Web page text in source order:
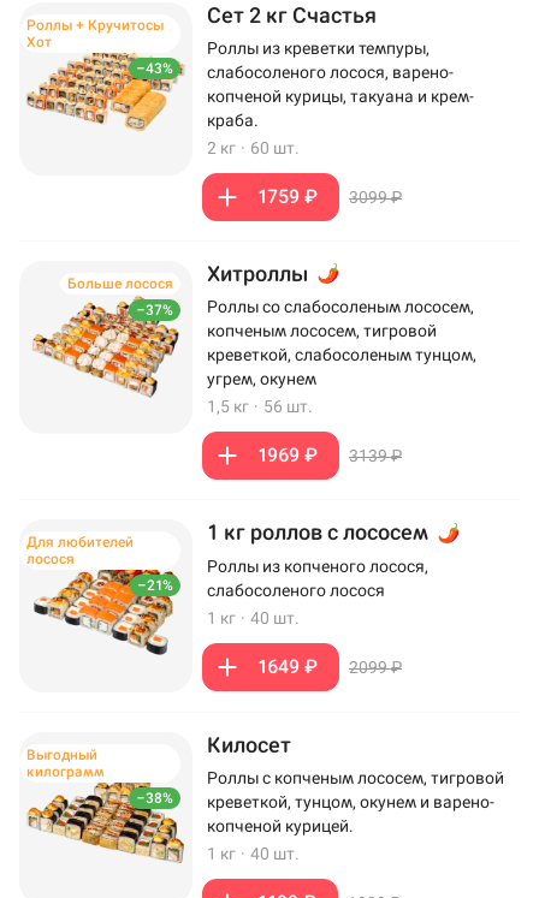
–43%
Роллы + Кручитосы
Хот
Сет 2 кг Счастья
Роллы из креветки темпуры,
слабосоленого лосося, варено-
копченой курицы, такуана и крем-
краба.
2 кг · 60 шт.
1759 ₽ 3099 ₽
–37%
Больше лосося Хитроллы
Роллы со слабосоленым лососем,
копченым лососем, тигровой
креветкой, слабосоленым тунцом,
угрем, окунем
1,5 кг · 56 шт.
1969 ₽ 3139 ₽
–21%
Для любителей
лосося
1 кг роллов с лососем
Роллы из копченого лосося,
слабосоленого лосося
1 кг · 40 шт.
1649 ₽ 2099 ₽
–38%
Выгодный
килограмм
Килосет
Роллы с копченым лососем, тигровой
креветкой, тунцом, окунем и варено-
копченой курицей.
1 кг · 40 шт.